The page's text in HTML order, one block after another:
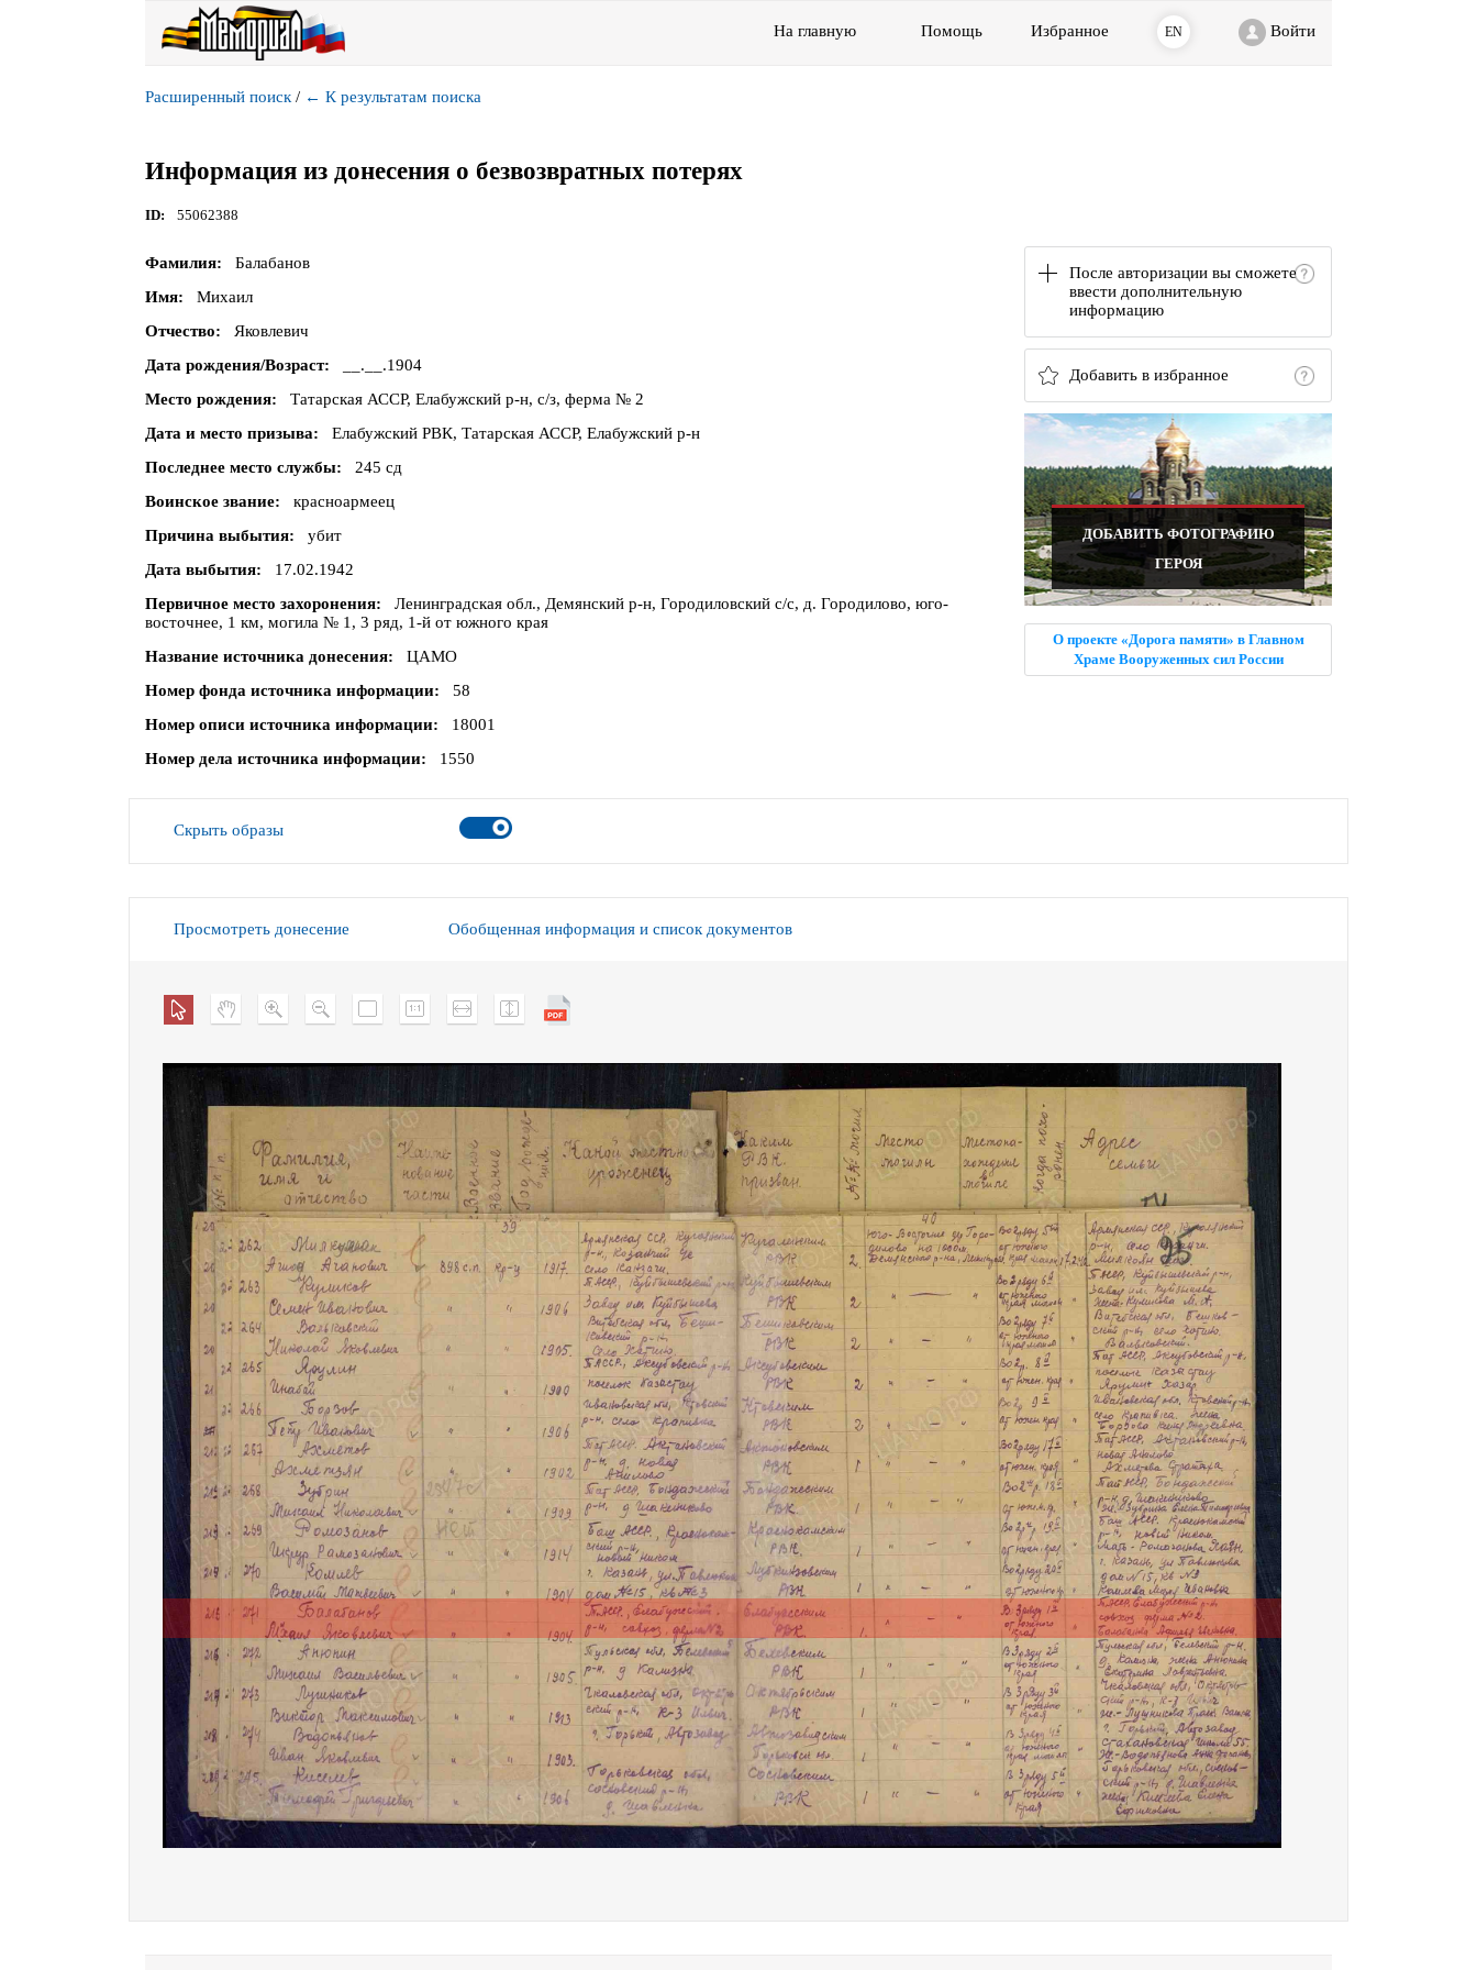
На главную Помощь Избранное EN Войти
Расширенный поиск / ← К результатам поиска
Информация из донесения о безвозвратных потерях
ID 55062388
После авторизации вы сможете
ввести дополнительную
информацию
Добавить в избранное
ДОБАВИТЬ ФОТОГРАФИЮ
ГЕРОЯ
О проекте «Дорога памяти» в Главном
Храме Вооруженных сил России
Фамилия
Балабанов
Имя
Михаил
Отчество
Яковлевич
Дата рождения/Возраст
__.__.1904
Место рождения
Татарская АССР, Елабужский р-н, с/з, ферма № 2
Дата и место призыва
Елабужский РВК, Татарская АССР, Елабужский р-н
Последнее место службы
245 сд
Воинское звание
красноармеец
Причина выбытия
убит
Дата выбытия
17.02.1942
Первичное место захоронения
Ленинградская обл., Демянский р-н, Городиловский с/с, д. Городилово, юго-
восточнее, 1 км, могила № 1, 3 ряд, 1-й от южного края
Название источника донесения
ЦАМО
Номер фонда источника информации
58
Номер описи источника информации
18001
Номер дела источника информации
1550
Скрыть образы
Просмотреть донесение Обобщенная информация и список документов